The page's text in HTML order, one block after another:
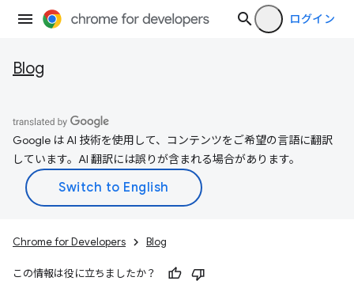
ログイン
Blog
Google は AI 技術を使用して、コンテンツをご希望の言語に翻訳
しています。AI 翻訳には誤りが含まれる場合があります。
Chrome for Developers Blog
この情報は役に立ちましたか？